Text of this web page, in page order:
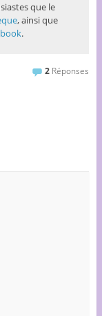
que le
, ainsi que
.
2 Réponses